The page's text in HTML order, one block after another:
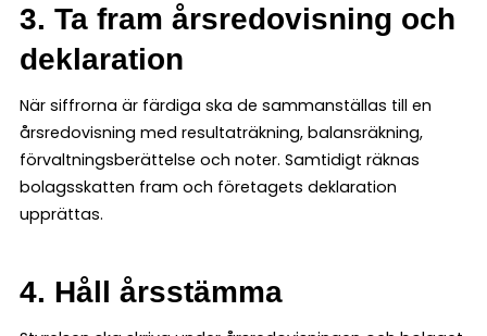
3. Ta fram årsredovisning och
deklaration
När siffrorna är färdiga ska de sammanställas till en
årsredovisning med resultaträkning, balansräkning,
förvaltningsberättelse och noter. Samtidigt räknas
bolagsskatten fram och företagets deklaration
upprättas.
4. Håll årsstämma